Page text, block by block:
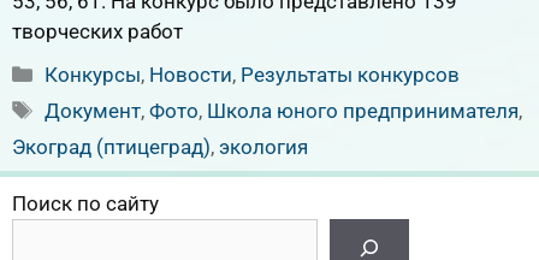
творческих работ
Рубрики
Конкурсы, Новости, Результаты конкурсов
Метки
Документ,Фото, Школа юного предпринимателя,
Экоград (птицеград), экология
Поиск по сайту